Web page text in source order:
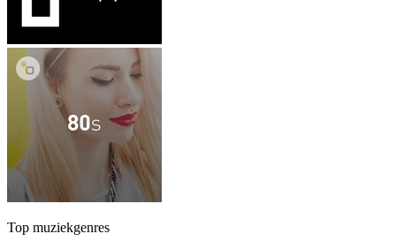
Top muziekgenres